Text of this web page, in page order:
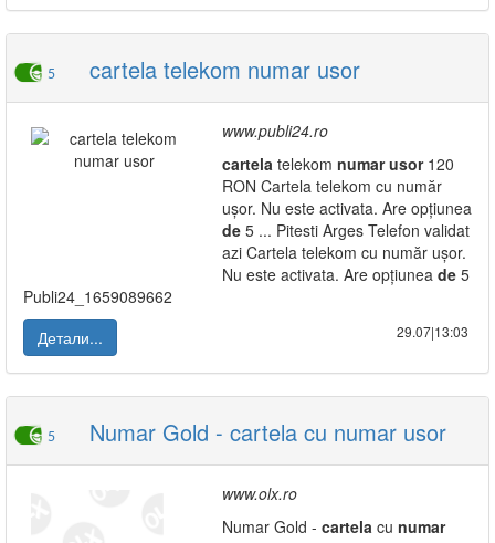
5 cartela telekom numar usor
www.publi24.ro
cartela telekom numar usor120
RON Cartela telekom cu număr
ușor. Nu este activata. Are opțiunea
de 5 ... Pitesti Arges Telefon validat
azi Cartela telekom cu număr ușor.
Nu este activata. Are opțiunea de 5
Publi24_1659089662
Детали...
29.07|13:03
5 Numar Gold - cartela cu numar usor
www.olx.ro
Numar Gold - cartela cu numar